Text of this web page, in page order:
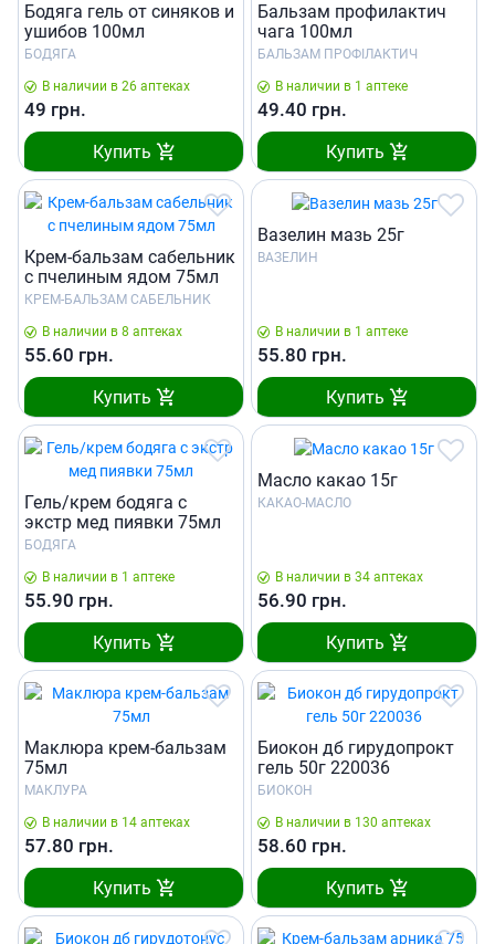
Бодяга гель от синяков и
ушибов 100мл
БОДЯГА
В наличии в 26 аптеках
49 грн.
Купить
Бальзам профилактич
чага 100мл
БАЛЬЗАМ ПРОФІЛАКТИЧ
В наличии в 1 аптеке
49.40 грн.
Купить
Крем-бальзам сабельник
с пчелиным ядом 75мл
КРЕМ-БАЛЬЗАМ САБЕЛЬНИК
В наличии в 8 аптеках
55.60 грн.
Купить
Вазелин мазь 25г
ВАЗЕЛИН
В наличии в 1 аптеке
55.80 грн.
Купить
Гель/крем бодяга с
экстр мед пиявки 75мл
БОДЯГА
В наличии в 1 аптеке
55.90 грн.
Купить
Масло какао 15г
КАКАО-МАСЛО
В наличии в 34 аптеках
56.90 грн.
Купить
Маклюра крем-бальзам
75мл
МАКЛУРА
В наличии в 14 аптеках
57.80 грн.
Купить
Биокон дб гирудопрокт
гель 50г 220036
БИОКОН
В наличии в 130 аптеках
58.60 грн.
Купить